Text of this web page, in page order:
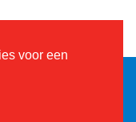
-
Kreatix
voor een